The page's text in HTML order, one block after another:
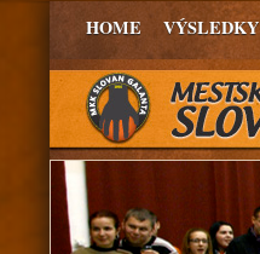
HOME VÝSLEDKY